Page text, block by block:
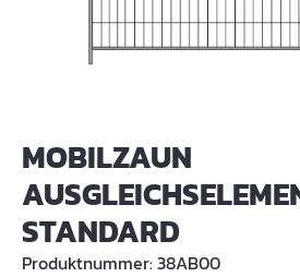
MOBILZAUN
STANDARD
Produktnummer:38AB00